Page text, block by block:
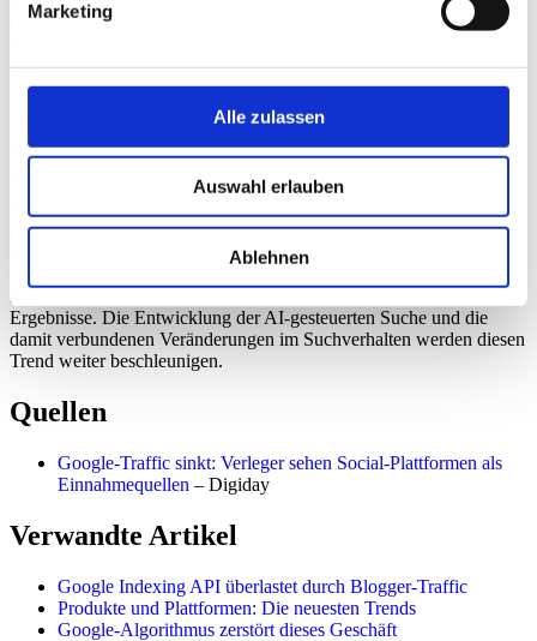
Marketing
Alle zulassen
Auswahl erlauben
Ablehnen
aus traditioneller Display-Werbung gesunken sind. Dieser Trend
Einnahmequelle und einer stärkeren Präsenz auf Social-Media-
Plattformen.
Ausblick
Verleger werden weiterhin nach Wegen suchen, ihre Abhängigkeit
von Google zu reduzieren und neue Einnahmequellen zu
erschließen. Social-Media-Plattformen werden voraussichtlich eine
immer wichtigere Rolle spielen, aber die erfolgreiche
Ergebnisse. Die Entwicklung der AI-gesteuerten Suche und die
damit verbundenen Veränderungen im Suchverhalten werden diesen
Trend weiter beschleunigen.
Quellen
Google-Traffic sinkt: Verleger sehen Social-Plattformen als
Einnahmequellen – Digiday
Verwandte Artikel
Google Indexing API überlastet durch Blogger-Traffic
Produkte und Plattformen: Die neuesten Trends
Google-Algorithmus zerstört dieses Geschäft